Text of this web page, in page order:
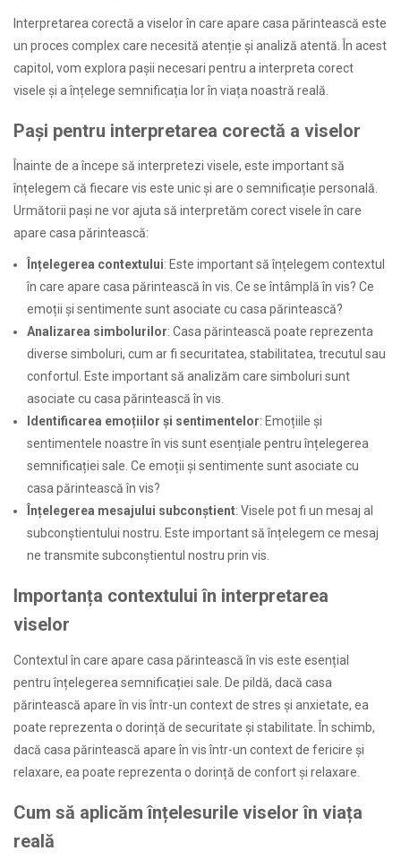
Interpretarea corectă a viselor în care apare casa părintească este
un proces complex care necesită atenție și analiză atentă. În acest
capitol, vom explora pașii necesari pentru a interpreta corect
visele și a înțelege semnificația lor în viața noastră reală.
Pași pentru interpretarea corectă a viselor
Înainte de a începe să interpretezi visele, este important să
înțelegem că fiecare vis este unic și are o semnificație personală.
Următorii pași ne vor ajuta să interpretăm corect visele în care
apare casa părintească:
Înțelegerea contextului: Este important să înțelegem contextul
în care apare casa părintească în vis. Ce se întâmplă în vis? Ce
emoții și sentimente sunt asociate cu casa părintească?
Analizarea simbolurilor: Casa părintească poate reprezenta
diverse simboluri, cum ar fi securitatea, stabilitatea, trecutul sau
confortul. Este important să analizăm care simboluri sunt
asociate cu casa părintească în vis.
Identificarea emoțiilor și sentimentelor: Emoțiile și
sentimentele noastre în vis sunt esențiale pentru înțelegerea
semnificației sale. Ce emoții și sentimente sunt asociate cu
casa părintească în vis?
Înțelegerea mesajului subconștient: Visele pot fi un mesaj al
subconștientului nostru. Este important să înțelegem ce mesaj
ne transmite subconștientul nostru prin vis.
Importanța contextului în interpretarea
viselor
Contextul în care apare casa părintească în vis este esențial
pentru înțelegerea semnificației sale. De pildă, dacă casa
părintească apare în vis într-un context de stres și anxietate, ea
poate reprezenta o dorință de securitate și stabilitate. În schimb,
dacă casa părintească apare în vis într-un context de fericire și
relaxare, ea poate reprezenta o dorință de confort și relaxare.
Cum să aplicăm înțelesurile viselor în viața
reală